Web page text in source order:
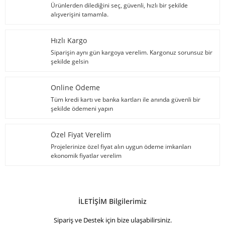
Ürünlerden dilediğini seç, güvenli, hızlı bir şekilde
alışverişini tamamla.
Hızlı Kargo
Siparişin aynı gün kargoya verelim. Kargonuz sorunsuz bir
şekilde gelsin
Online Ödeme
Tüm kredi kartı ve banka kartları ile anında güvenli bir
şekilde ödemeni yapın
Özel Fiyat Verelim
Projelerinize özel fiyat alın uygun ödeme imkanları
ekonomik fiyatlar verelim
İLETİŞİM Bilgilerimiz
Sipariş ve Destek için bize ulaşabilirsiniz.